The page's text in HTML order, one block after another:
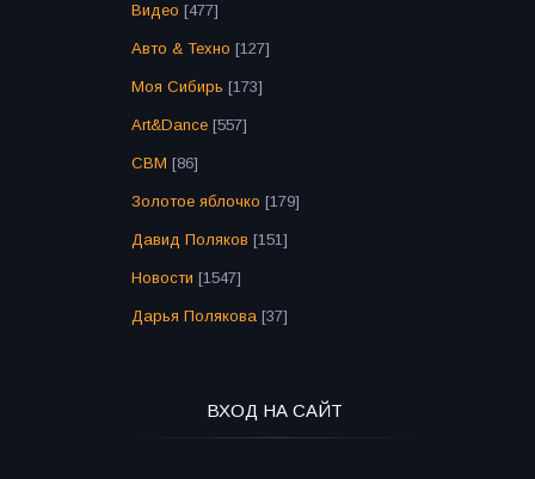
Видео [477]
Авто & Техно [127]
Моя Сибирь [173]
Art&Dance [557]
СВМ [86]
Золотое яблочко [179]
Давид Поляков [151]
Новости [1547]
Дарья Полякова [37]
ВХОД НА САЙТ